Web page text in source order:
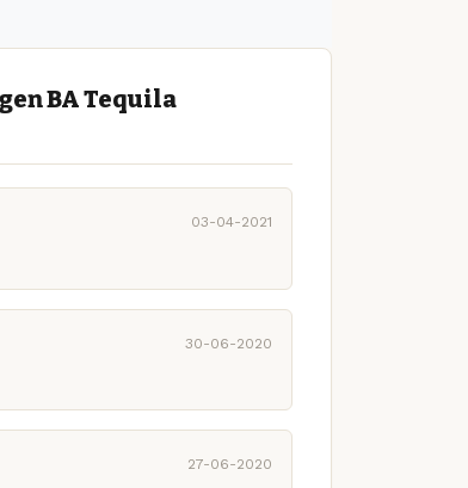
BA Tequila
03-04-2021
30-06-2020
27-06-2020